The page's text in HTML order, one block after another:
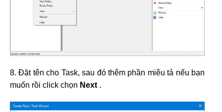
8. Đặt tên cho Task, sau đó thêm phần miêu tả nếu bạn
muốn rồi click chọn Next .